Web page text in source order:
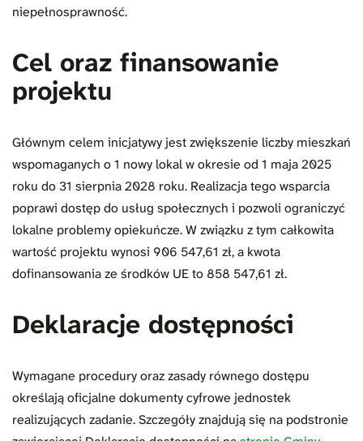
niepełnosprawność.
Cel oraz finansowanie
projektu
Głównym celem inicjatywy jest zwiększenie liczby mieszkań
wspomaganych o 1 nowy lokal w okresie od 1 maja 2025
roku do 31 sierpnia 2028 roku. Realizacja tego wsparcia
poprawi dostęp do usług społecznych i pozwoli ograniczyć
lokalne problemy opiekuńcze. W związku z tym całkowita
wartość projektu wynosi 906 547,61 zł, a kwota
dofinansowania ze środków UE to 858 547,61 zł.
Deklaracje dostępności
Wymagane procedury oraz zasady równego dostępu
określają oficjalne dokumenty cyfrowe jednostek
realizujących zadanie. Szczegóły znajdują się na podstronie